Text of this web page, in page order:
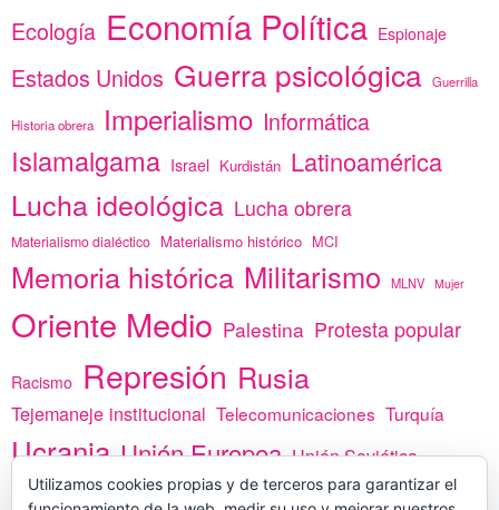
Ecología Economía Política Espionaje
Estados Unidos Guerra psicológica Guerrilla
Historia obrera Imperialismo Informática
Islamalgama Israel Kurdistán Latinoamérica
Lucha ideológica Lucha obrera
Materialismo dialéctico Materialismo histórico MCI
Memoria histórica Militarismo MLNV Mujer
Oriente Medio Palestina Protesta popular
Racismo Represión Rusia
Tejemaneje institucional Telecomunicaciones Turquía
Ucrania Unión Europea Unión Soviética
vacunas Yemen África
Utilizamos cookies propias y de terceros para garantizar el